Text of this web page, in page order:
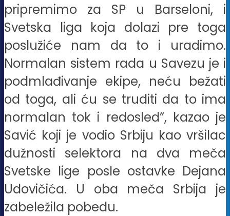
pripremimo za SP u Barseloni, i
Svetska liga koja dolazi pre toga
poslužiće nam da to i uradimo.
Normalan sistem rada u Savezu je i
podmlađivanje ekipe, neću bežati
od toga, ali ću se truditi da to ima
normalan tok i redosled”, kazao je
Savić koji je vodio Srbiju kao vršilac
dužnosti selektora na dva meča
Svetske lige posle ostavke Dejana
Udovičića. U oba meča Srbija je
zabeležila pobedu.